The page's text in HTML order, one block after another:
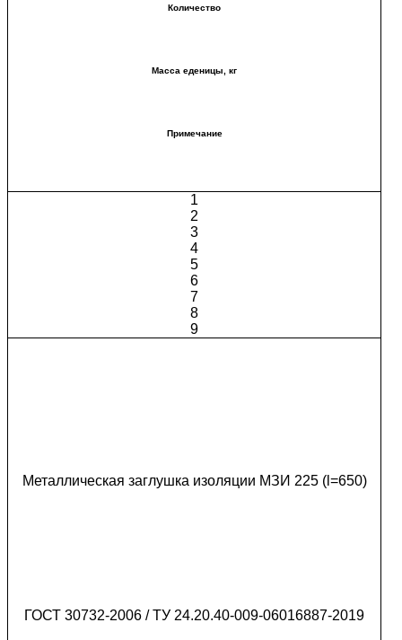
Количество
Масса еденицы, кг
Примечание
1
2
3
4
5
6
7
8
9
Металлическая заглушка изоляции МЗИ 225 (l=650)
ГОСТ 30732-2006 / ТУ 24.20.40-009-06016887-2019